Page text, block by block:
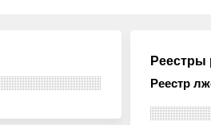
Реестры
Реестр